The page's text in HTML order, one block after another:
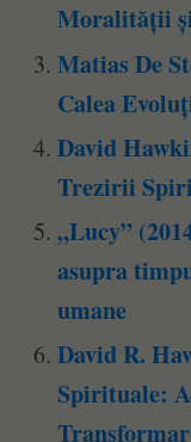
Moralității
Matias De
Calea
David
Trezirii
„Lucy”
asupra
umane
David R.
Spirituale: